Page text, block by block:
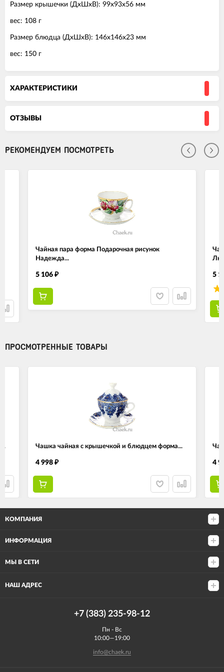
Размер крышечки (ДхШхВ): 99х93х56 мм
вес: 108 г
Размер блюдца (ДхШхВ): 146х146х23 мм
вес: 150 г
ХАРАКТЕРИСТИКИ
ОТЗЫВЫ
РЕКОМЕНДУЕМ ПОСМОТРЕТЬ
Чайная пара форма Подарочная рисунок
Надежда...
5 106 ₽ 5
ПРОСМОТРЕННЫЕ ТОВАРЫ
Чашка чайная с крышечкой и блюдцем форма...
4 998 ₽ 4
КОМПАНИЯ
ИНФОРМАЦИЯ
МЫ В СЕТИ
НАШ АДРЕС
+7 (383) 235-98-12
Пн - Вс
10:00—19:00
info@chaek.ru